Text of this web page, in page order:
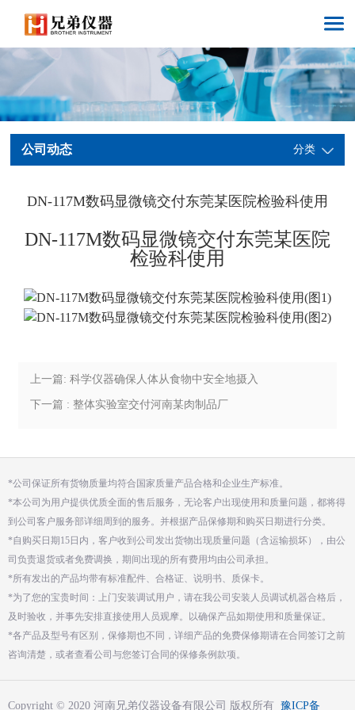
公司动态 分类
DN-117M数码显微镜交付东莞某医院检验科使用
DN-117M数码显微镜交付东莞某医院
检验科使用
上一篇: 科学仪器确保人体从食物中安全地摄入
铁元素
下一篇 : 整体实验室交付河南某肉制品厂
*公司保证所有货物质量均符合国家质量产品合格和企业生产标准。
*本公司为用户提供优质全面的售后服务，无论客户出现使用和质量问题，都将得
到公司客户服务部详细周到的服务。并根据产品保修期和购买日期进行分类。
*自购买日期15日内，客户收到公司发出货物出现质量问题（含运输损坏），由公
司负责退货或者免费调换，期间出现的所有费用均由公司承担。
*所有发出的产品均带有标准配件、合格证、说明书、质保卡。
*为了您的宝贵时间：上门安装调试用户，请在我公司安装人员调试机器合格后，
及时验收，并事先安排直接使用人员观摩。以确保产品如期使用和质量保证。
*各产品及型号有区别，保修期也不同，详细产品的免费保修期请在合同签订之前
咨询清楚，或者查看公司与您签订合同的保修条例款项。
Copyright © 2020 河南兄弟仪器设备有限公司 版权所有 豫ICP备